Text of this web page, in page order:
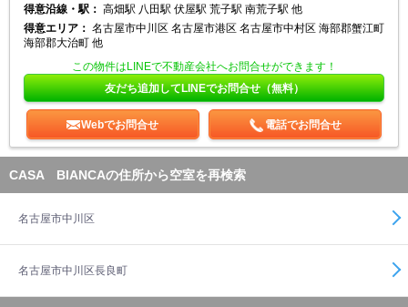
得意沿線・駅： 高畑駅 八田駅 伏屋駅 荒子駅 南荒子駅 他
得意エリア： 名古屋市中川区 名古屋市港区 名古屋市中村区 海部郡蟹江町
海部郡大治町 他
この物件はLINEで不動産会社へお問合せができます！
友だち追加してLINEでお問合せ（無料）
Webでお問合せ 電話でお問合せ
CASA BIANCAの住所から空室を再検索
名古屋市中川区
名古屋市中川区長良町